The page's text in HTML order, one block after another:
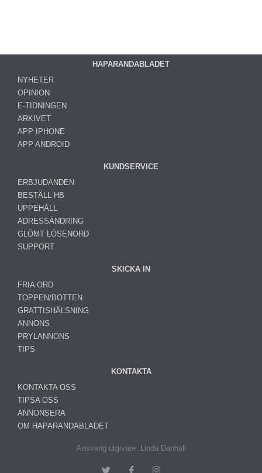
HAPARANDABLADET
NYHETER
OPINION
E-TIDNINGEN
ARKIVET
APP IPHONE
APP ANDROID
KUNDSERVICE
ERBJUDANDEN
BESTÄLL HB
UPPEHÅLL
ADRESSÄNDRING
GLÖMT LÖSENORD
SUPPORT
SKICKA IN
FRIA ORD
TOPPEN/BOTTEN
GRATTISHÄLSNING
ANNONS
PRYLANNONS
TIPS
KONTAKTA
KONTAKTA OSS
TIPSA OSS
ANNONSERA
OM HAPARANDABLADET
Ansvarig utgivare: Linda Danhall